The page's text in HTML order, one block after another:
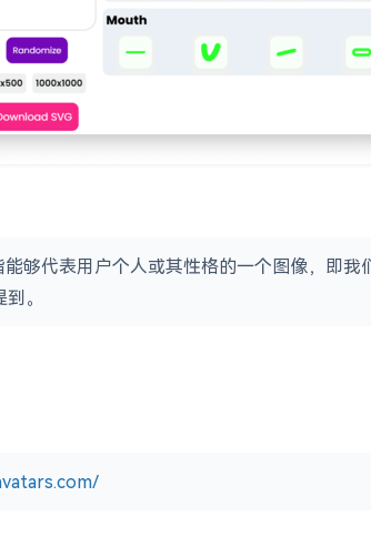
够代表用户个人或其性格的一个图像，即
。